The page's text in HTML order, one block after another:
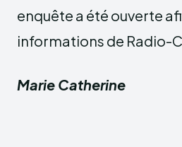
enquête a été ouverte
informations de Radio-
Marie Catherine